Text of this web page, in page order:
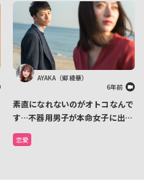
AYAKA（郷 綾華）
6年前
素直になれないのがオトコなんで
す…不器用男子が本命女子に出し
てるベタ惚れサインを教えちゃい
ます
恋愛